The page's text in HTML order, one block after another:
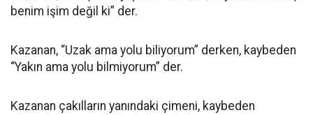
benim işim değil ki” der.
Kazanan, “Uzak ama yolu biliyorum” derken, kaybeden
“Yakın ama yolu bilmiyorum” der.
Kazanan çakılların yanındaki çimeni, kaybeden